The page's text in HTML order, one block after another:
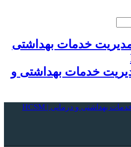
خدمات بهداشتی و